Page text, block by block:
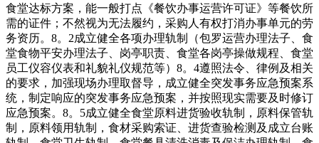
食堂达标方案，能一般打点《餐饮办事运营许可证》等餐饮所
需的证件；不然视为无法履约，采购人有权打消办事单元的劳
务资历。8。2成立健全各项办理轨制（包罗运营办理法子、食
堂食物平安办理法子、岗亭职责、食堂各岗亭操做规程、食堂
员工仪容仪表和礼貌礼仪规范等）8。4遵照法令、律例及相关
的要求，加强现场办理取督导，成立健全突发事务应急预案系
统，制定响应的突发事务应急预案，并按照现实需要及时修订
应急预案。8。5成立健全食堂原料进货验收轨制，原料保管轨
制，原料领用轨制，食材采购索证、进货查验检测及成立台账